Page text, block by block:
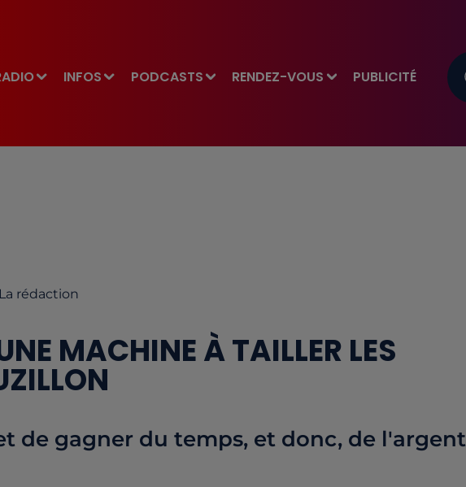
INFOS PODCASTS RENDEZ-VOUS PUBLICITÉ
rédaction
MACHINE À TAILLER LES
de gagner du temps, et donc, de l'argent